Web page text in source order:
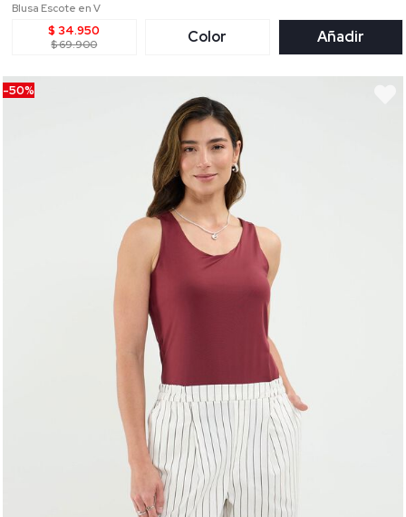
Blusa Escote en V
$ 34.950
$ 69.900 Color Añadir
-50%